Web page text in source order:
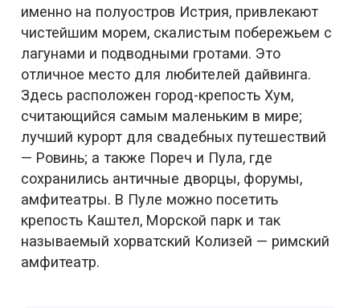
именно на полуостров Истрия, привлекают
чистейшим морем, скалистым побережьем с
лагунами и подводными гротами. Это
отличное место для любителей дайвинга.
Здесь расположен город-крепость Хум,
считающийся самым маленьким в мире;
лучший курорт для свадебных путешествий
— Ровинь; а также Пореч и Пула, где
сохранились античные дворцы, форумы,
амфитеатры. В Пуле можно посетить
крепость Каштел, Морской парк и так
называемый хорватский Колизей — римский
амфитеатр.